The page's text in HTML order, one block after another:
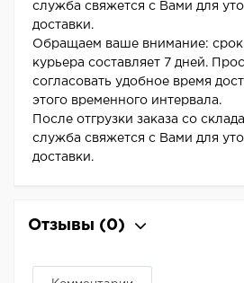
служба свяжется с Вами для
доставки.
Обращаем ваше внимание: срок
курьера составляет 7 дней.
согласовать удобное время
этого временного интервала.
После отгрузки заказа со
служба свяжется с Вами для
доставки.
Отзывы (0)